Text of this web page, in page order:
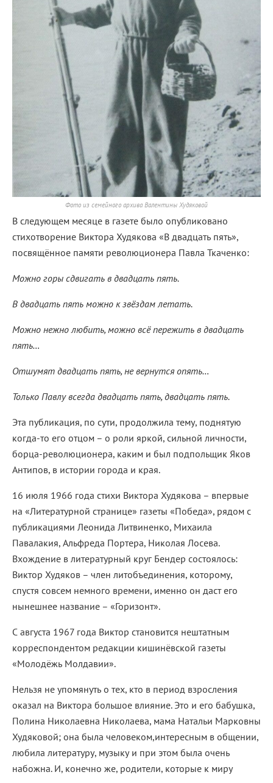
Фото из семейного архива Валентины Худяковой
В следующем месяце в газете было опубликовано
стихотворение Виктора Худякова «В двадцать пять»,
посвящённое памяти революционера Павла Ткаченко:
Можно горы сдвигать в двадцать пять.
В двадцать пять можно к звёздам летать.
Можно нежно любить, можно всё пережить в двадцать
пять…
Отшумят двадцать пять, не вернутся опять…
Только Павлу всегда двадцать пять, двадцать пять.
Эта публикация, по сути, продолжила тему, поднятую
когда-то его отцом – о роли яркой, сильной личности,
борца-революционера, каким и был подпольщик Яков
Антипов, в истории города и края.
16 июля 1966 года стихи Виктора Худякова – впервые
на «Литературной странице» газеты «Победа», рядом с
публикациями Леонида Литвиненко, Михаила
Павалакия, Альфреда Портера, Николая Лосева.
Вхождение в литературный круг Бендер состоялось:
Виктор Худяков – член литобъединения, которому,
спустя совсем немного времени, именно он даст его
нынешнее название – «Горизонт».
С августа 1967 года Виктор становится нештатным
корреспондентом редакции кишинёвской газеты
«Молодёжь Молдавии».
Нельзя не упомянуть о тех, кто в период взросления
оказал на Виктора большое влияние. Это и его бабушка,
Полина Николаевна Николаева, мама Натальи Марковны
Худяковой; она была человеком,интересным в общении,
любила литературу, музыку и при этом была очень
набожна. И, конечно же, родители, которые к миру